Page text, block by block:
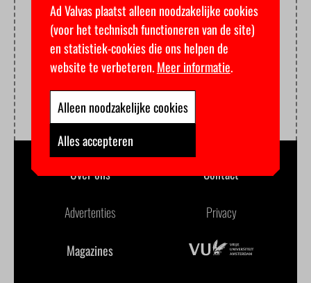
Over ons Contact
Advertenties Privacy
Magazines
Ad Valvas plaatst alleen noodzakelijke cookies
(voor het technisch functioneren van de site)
en statistiek-cookies die ons helpen de
website te verbeteren.Meer informatie.
Alleen noodzakelijke cookies
Alles accepteren